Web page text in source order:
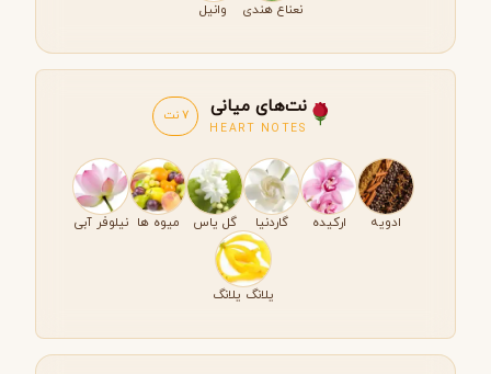
نعناع هندی وانیل
نت‌های میانی
HEART NOTES
7 نت
ادویه ارکیده گاردنیا گل یاس میوه ها نیلوفر آبی
یلانگ یلانگ